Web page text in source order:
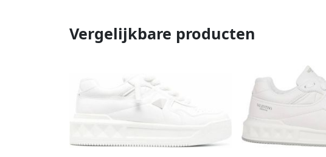
Vergelijkbare producten